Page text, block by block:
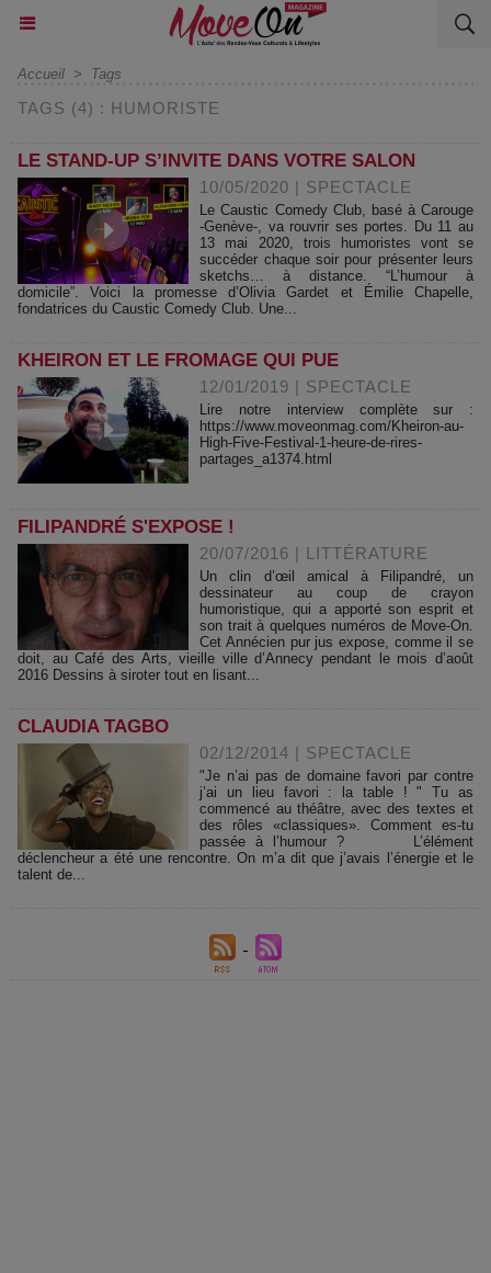
Accueil > Tags
TAGS (4) : HUMORISTE
LE STAND-UP S’INVITE DANS VOTRE SALON
10/05/2020 | SPECTACLE
Le Caustic Comedy Club, basé à Carouge
-Genève-, va rouvrir ses portes. Du 11 au
13 mai 2020, trois humoristes vont se
succéder chaque soir pour présenter leurs
sketchs… à distance. “L’humour à
domicile”. Voici la promesse d’Olivia Gardet et Émilie Chapelle,
fondatrices du Caustic Comedy Club. Une...
KHEIRON ET LE FROMAGE QUI PUE
12/01/2019 | SPECTACLE
Lire notre interview complète sur :
https://www.moveonmag.com/Kheiron-au-
High-Five-Festival-1-heure-de-rires-
partages_a1374.html
FILIPANDRÉ S'EXPOSE !
20/07/2016 | LITTÉRATURE
Un clin d’œil amical à Filipandré, un
dessinateur au coup de crayon
humoristique, qui a apporté son esprit et
son trait à quelques numéros de Move-On.
Cet Annécien pur jus expose, comme il se
doit, au Café des Arts, vieille ville d’Annecy pendant le mois d’août
2016 Dessins à siroter tout en lisant...
CLAUDIA TAGBO
02/12/2014 | SPECTACLE
"Je n’ai pas de domaine favori par contre
j’ai un lieu favori : la table ! " Tu as
commencé au théâtre, avec des textes et
des rôles «classiques». Comment es-tu
passée à l’humour ? L’élément
déclencheur a été une rencontre. On m’a dit que j’avais l’énergie et le
talent de...